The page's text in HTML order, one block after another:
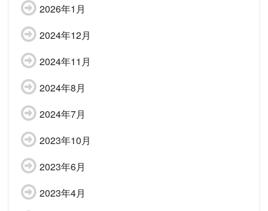
2026年1月
2024年12月
2024年11月
2024年8月
2024年7月
2023年10月
2023年6月
2023年4月